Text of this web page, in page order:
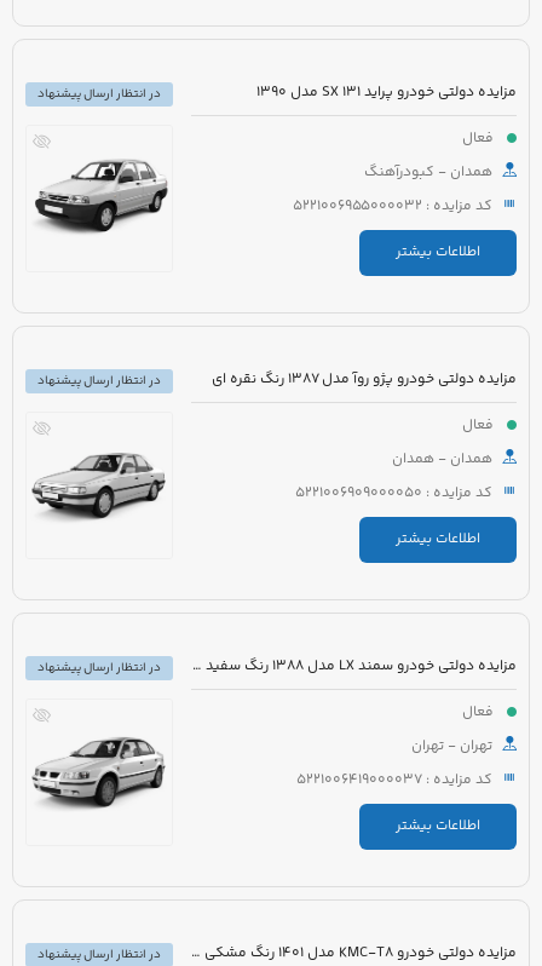
مزایده دولتی خودرو پراید 131 SX مدل 1390
فعال
همدان - کبودرآهنگ
کد مزایده : 5221006955000032
اطلاعات بیشتر
در انتظار ارسال پیشنهاد
مزایده دولتی خودرو پژو روآ مدل 1387 رنگ نقره ای
فعال
همدان - همدان
کد مزایده : 5221006909000050
اطلاعات بیشتر
در انتظار ارسال پیشنهاد
مزایده دولتی خودرو سمند LX مدل 1388 رنگ سفید روغنی
فعال
تهران - تهران
کد مزایده : 5221006419000037
اطلاعات بیشتر
در انتظار ارسال پیشنهاد
مزایده دولتی خودرو KMC-T8 مدل 1401 رنگ مشکی میکا متالیک
در انتظار ارسال پیشنهاد